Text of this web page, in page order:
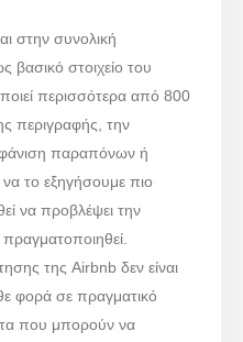
στην συνολική
βασικό στοιχείο του
περισσότερα από 800
περιγραφής, την
παραπόνων ή
το εξηγήσουμε πιο
να προβλέψει την
της Airbnb δεν είναι
φορά σε πραγματικό
που μπορούν να